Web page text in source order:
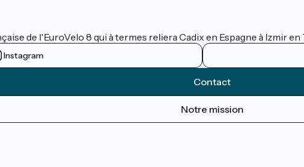
de l'EuroVelo 8 qui à termes reliera Cadix en Espagne à Izmir en
Instagram
Contact
Notre mission